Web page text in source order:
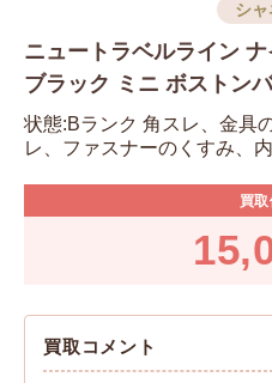
シ
ニュートラベルライン
ブラック ミニ ボストン
状態:Bランク 角スレ、金具
レ、ファスナーのくすみ、
買
買取コメント